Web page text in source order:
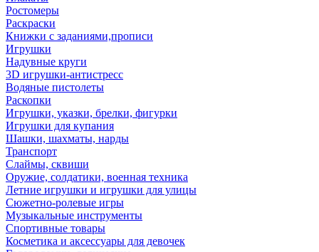
Ростомеры
Раскраски
Книжки с заданиями,прописи
Игрушки
Надувные круги
3D игрушки-антистресс
Водяные пистолеты
Раскопки
Игрушки, указки, брелки, фигурки
Игрушки для купания
Шашки, шахматы, нарды
Транспорт
Слаймы, сквиши
Оружие, солдатики, военная техника
Летние игрушки и игрушки для улицы
Сюжетно-ролевые игры
Музыкальные инструменты
Спортивные товары
Косметика и аксессуары для девочек